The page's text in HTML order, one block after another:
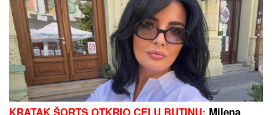
Otkriveno koliko zarađuje
najplaćeniji igrač Partizana